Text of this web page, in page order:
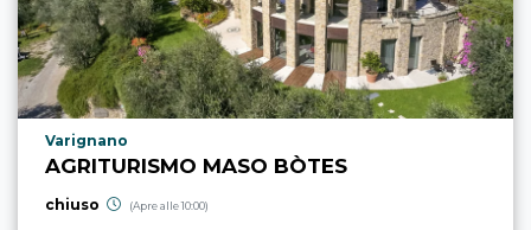
Località punto di interesse
Varignano
AGRITURISMO MASO BÒTES
chiuso (Apre alle 10:00)